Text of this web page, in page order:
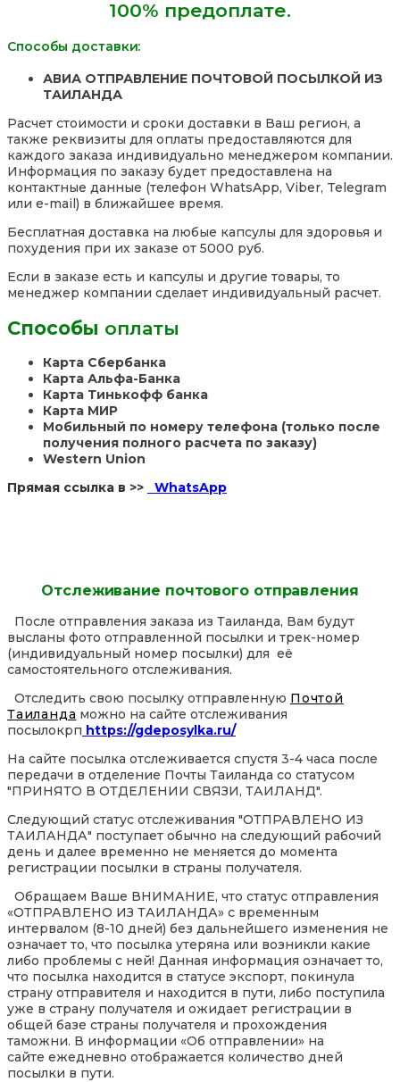
100% предоплате.
Способы доставки:
АВИА ОТПРАВЛЕНИЕ ПОЧТОВОЙ ПОСЫЛКОЙ ИЗ
ТАИЛАНДА
Расчет стоимости и сроки доставки в Ваш регион, а
также реквизиты для оплаты предоставляются для
каждого заказа индивидуально менеджером компании.
Информация по заказу будет предоставлена на
контактные данные (телефон WhatsApp, Viber, Telegram
или e-mail) в ближайшее время.
Бесплатная доставка на любые капсулы для здоровья и
похудения при их заказе от 5000 руб.
Если в заказе есть и капсулы и другие товары, то
менеджер компании сделает индивидуальный расчет.
Способы оплаты
Карта Сбербанка
Карта Альфа-Банка
Карта Тинькофф банка
Карта МИР
Мобильный по номеру телефона (только после
получения полного расчета по заказу)
Western Union
Прямая ссылка в >>
WhatsApp
Отслеживание почтового отправления
После отправления заказа из Таиланда, Вам будут
высланы фото отправленной посылки и трек-номер
(индивидуальный номер посылки) для её
самостоятельного отслеживания.
Отследить свою посылку отправленную Почтой
Таиланда можно на сайте отслеживания
посылокрп https://gdeposylka.ru/
На сайте посылка отслеживается спустя 3-4 часа после
передачи в отделение Почты Таиланда со статусом
"ПРИНЯТО В ОТДЕЛЕНИИ СВЯЗИ, ТАИЛАНД".
Следующий статус отслеживания "ОТПРАВЛЕНО ИЗ
ТАИЛАНДА" поступает обычно на следующий рабочий
день и далее временно не меняется до момента
регистрации посылки в страны получателя.
Обращаем Ваше ВНИМАНИЕ, что статус отправления
«ОТПРАВЛЕНО ИЗ ТАИЛАНДА» с временным
интервалом (8-10 дней) без дальнейшего изменения не
означает то, что посылка утеряна или возникли какие
либо проблемы с ней! Данная информация означает то,
что посылка находится в статусе экспорт, покинула
страну отправителя и находится в пути, либо поступила
уже в страну получателя и ожидает регистрации в
общей базе страны получателя и прохождения
таможни. В информации «Об отправлении» на
сайте ежедневно отображается количество дней
посылки в пути.